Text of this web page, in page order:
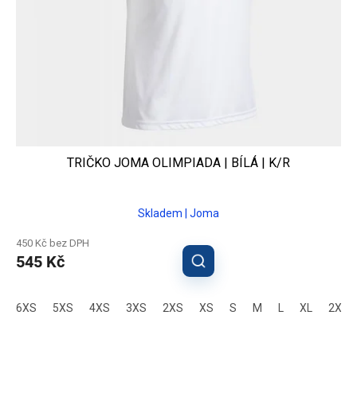
TRIČKO JOMA OLIMPIADA | BÍLÁ | K/R
Skladem | Joma
450 Kč bez DPH
545 Kč
6XS 5XS 4XS 3XS 2XS XS S M L XL 2XL